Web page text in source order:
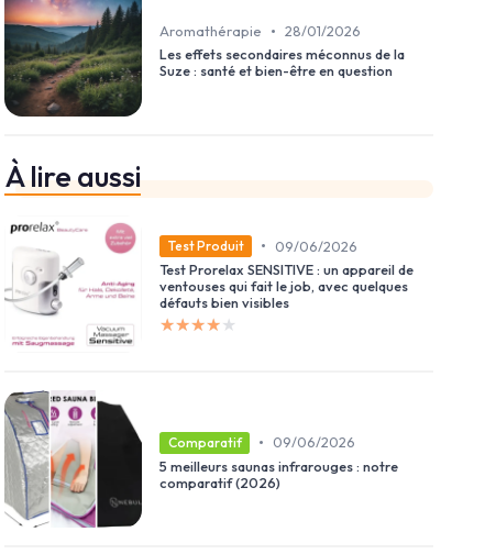
Aromathérapie • 28/01/2026
Les effets secondaires méconnus de la
Suze : santé et bien-être en question
À lire aussi
Test Produit •
09/06/2026
Test Prorelax SENSITIVE : un appareil de
ventouses qui fait le job, avec quelques
défauts bien visibles
★★★★★
★★★★★
Comparatif •
09/06/2026
5 meilleurs saunas infrarouges : notre
comparatif (2026)